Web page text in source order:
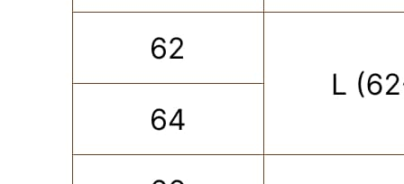
НОВИНКИ
OUTLET
СКОРО В НАЛИЧИИ